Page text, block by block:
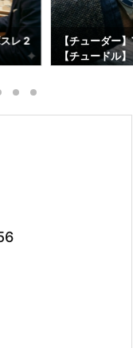
レ 2
【チューダー
【チュードル】